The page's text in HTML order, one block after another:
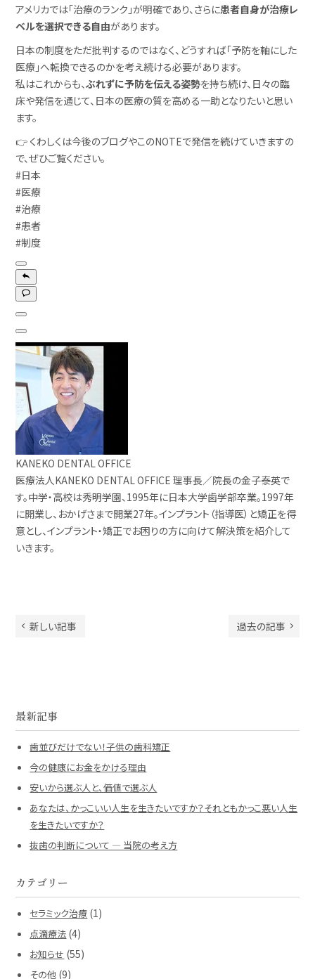
アメリカでは「治療のランク」が明確であり、さらに患者自身が治療レ
ベルを選択できる自由があります。
日本の制度をただ批判するのではなく、どうすれば「予防を軸にした
医療」へ転換できるのかを考え続ける必要があります。
私はこれからも、ぶれずに予防を伝える姿勢を持ち続け、日々の臨
床や発信を通じて、日本の医療の質を高める一助となりたいと思い
ます。
👉 くわしくは今後のブログやこのNOTEで発信を続けていきますの
で、ぜひご覧ください。
#日本
#医療
#治療
#患者
#制度
KANEKO DENTAL OFFICE
医療法人KANEKO DENTAL OFFICE 理事長／院長の金子泰英で
す。中学・高校は秀明学園、1995年に日本大学歯学部卒業。1997年
に開業し、おかげさまで開業27年。インプラント（指導医）と矯正を得
意とし、インプラント・矯正でお困りの方に向けて解決策を紹介して
いきます。
新しい記事 過去の記事
最新記事
歯並びだけでない！子供の歯科矯正
今の健康にお金をかける理由
安いから選ぶ人と、価値で選ぶ人
あなたは、かっこいい人生を生きたいですか？それともかっこ悪い人生
を生きたいですか？
抜歯の判断について ― 当院の考え方
カテゴリー
セラミック治療 (1)
点滴療法 (4)
お知らせ (55)
その他 (9)